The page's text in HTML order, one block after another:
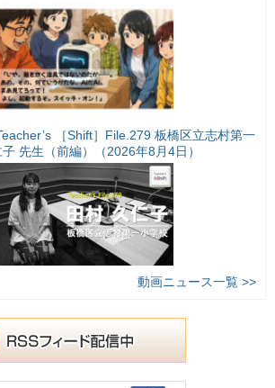
［Shift］File.279 板橋区立志村第一
先生（前編）（2026年8月4日）
動画ニュース一覧 >>